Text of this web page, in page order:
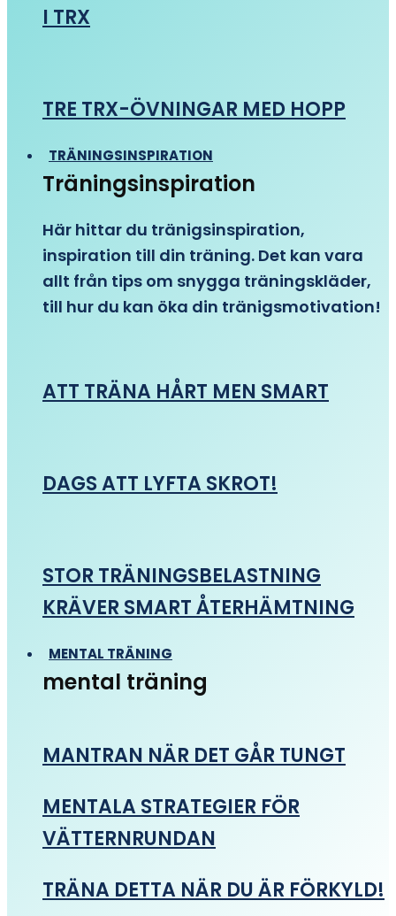
I TRX
TRE TRX-ÖVNINGAR MED HOPP
TRÄNINGSINSPIRATION
Träningsinspiration
Här hittar du tränigsinspiration,
inspiration till din träning. Det kan vara
allt från tips om snygga träningskläder,
till hur du kan öka din tränigsmotivation!
ATT TRÄNA HÅRT MEN SMART
DAGS ATT LYFTA SKROT!
STOR TRÄNINGSBELASTNING
KRÄVER SMART ÅTERHÄMTNING
MENTAL TRÄNING
mental träning
MANTRAN NÄR DET GÅR TUNGT
MENTALA STRATEGIER FÖR
VÄTTERNRUNDAN
TRÄNA DETTA NÄR DU ÄR FÖRKYLD!